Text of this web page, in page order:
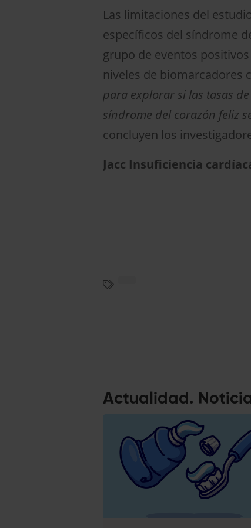
Las limitaciones del
específicos del síndrome
grupo de eventos
niveles de biomarcadores
para explorar si las tasas
síndrome del corazón feliz
concluyen los
Jacc Insuficiencia
Actualidad.